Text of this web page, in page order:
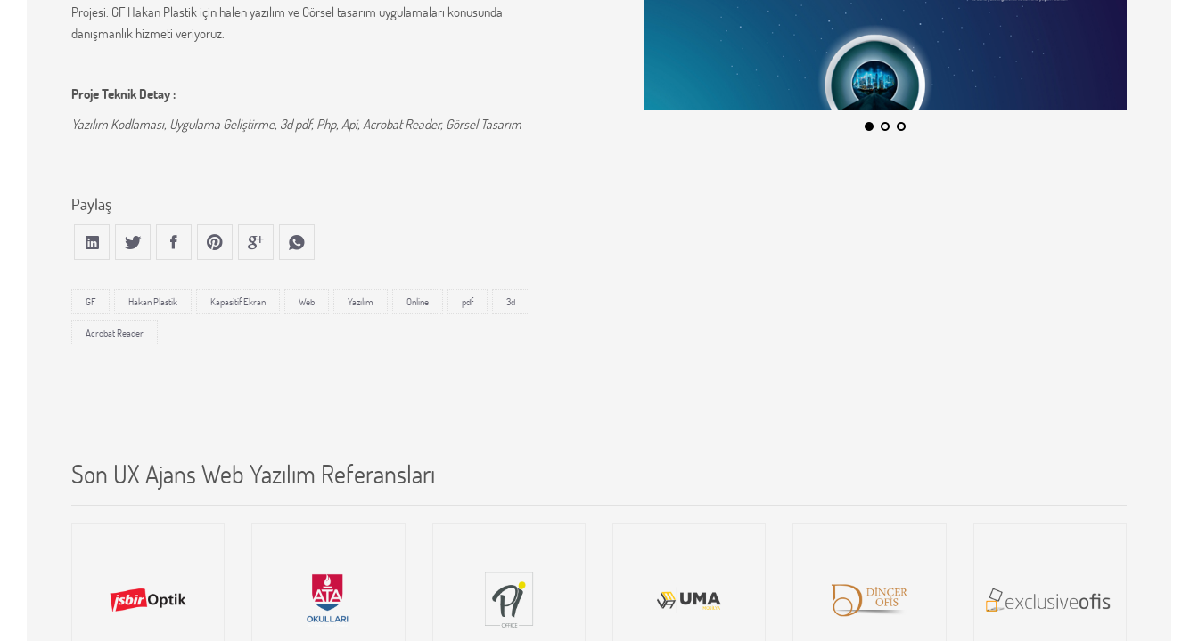
Projesi. GF Hakan Plastik için halen yazılım ve Görsel tasarım uygulamaları konusunda
danışmanlık hizmeti veriyoruz.
Proje Teknik Detay :
Yazılım Kodlaması, Uygulama Geliştirme, 3d pdf, Php, Api, Acrobat Reader, Görsel Tasarım
Paylaş
GF Hakan Plastik Kapasitif Ekran Web Yazılım Online pdf 3d
Acrobat Reader
Son UX Ajans Web Yazılım Referansları